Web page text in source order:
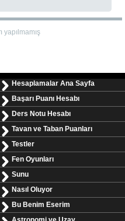
Hesaplamalar Ana Sayfa
Başarı Puanı Hesabı
Ders Notu Hesabı
Tavan ve Taban Puanları
Testler
Fen Oyunları
Sunu
Nasıl Oluyor
Bu Benim Eserim